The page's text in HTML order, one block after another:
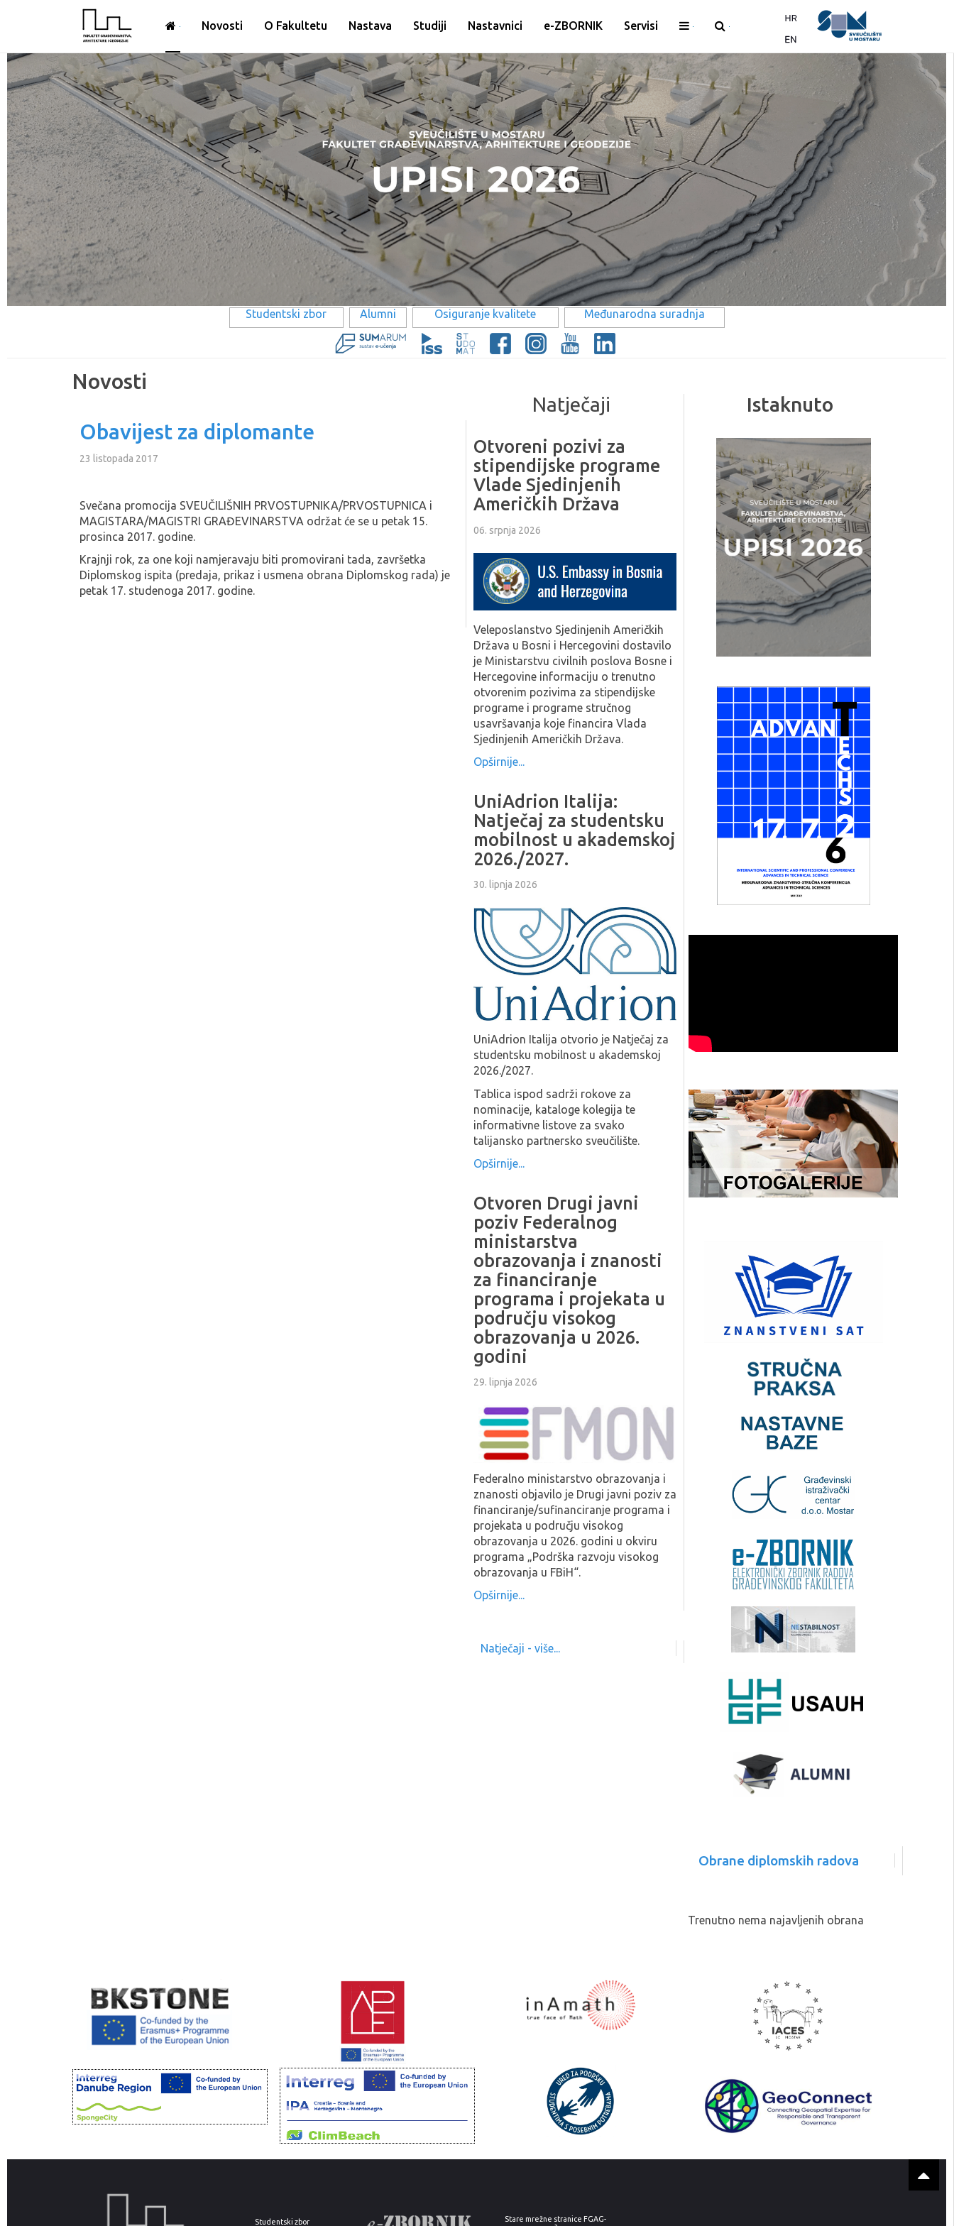
Studentski zbor Alumni Osiguranje kvalitete Međunarodna suradnja
Novosti O Fakultetu Nastava Studiji Nastavnici e-ZBORNIK Servisi
Novosti
Obavijest za diplomante
23 listopada 2017
Svečana promocija SVEUČILIŠNIH PRVOSTUPNIKA/PRVOSTUPNICA i
MAGISTARA/MAGISTRI GRAĐEVINARSTVA održat će se u petak 15.
prosinca 2017. godine.
Krajnji rok, za one koji namjeravaju biti promovirani tada, završetka
Diplomskog ispita (predaja, prikaz i usmena obrana Diplomskog rada) je
petak 17. studenoga 2017. godine.
Natječaji
Otvoreni pozivi za
stipendijske programe
Vlade Sjedinjenih
Američkih Država
06. srpnja 2026
Veleposlanstvo Sjedinjenih Američkih
Država u Bosni i Hercegovini dostavilo
je Ministarstvu civilnih poslova Bosne i
Hercegovine informaciju o trenutno
otvorenim pozivima za stipendijske
programe i programe stručnog
usavršavanja koje financira Vlada
Sjedinjenih Američkih Država.
Opširnije...
UniAdrion Italija:
Natječaj za studentsku
mobilnost u akademskoj
2026./2027.
30. lipnja 2026
UniAdrion Italija otvorio je Natječaj za
studentsku mobilnost u akademskoj
2026./2027.
Tablica ispod sadrži rokove za
nominacije, kataloge kolegija te
informativne listove za svako
talijansko partnersko sveučilište.
Opširnije...
Otvoren Drugi javni
poziv Federalnog
ministarstva
obrazovanja i znanosti
za financiranje
programa i projekata u
području visokog
obrazovanja u 2026.
godini
29. lipnja 2026
Federalno ministarstvo obrazovanja i
znanosti objavilo je Drugi javni poziv za
financiranje/sufinanciranje programa i
projekata u području visokog
obrazovanja u 2026. godini u okviru
programa „Podrška razvoju visokog
obrazovanja u FBiH“.
Opširnije...
Natječaji - više...
Istaknuto
Obrane diplomskih radova
Trenutno nema najavljenih obrana
Studentski zbor
Stare mrežne stranice FGAG-